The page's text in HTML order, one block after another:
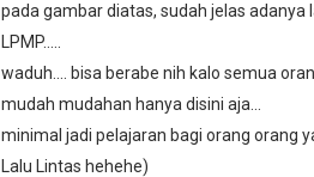
pada gambar diatas, sudah jelas
LPMP.....
waduh.... bisa berabe nih kalo semua
mudah mudahan hanya disini aja...
minimal jadi pelajaran bagi orang orang
Lalu Lintas hehehe)